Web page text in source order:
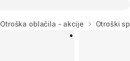
Otroška oblačila - akcije Otroški